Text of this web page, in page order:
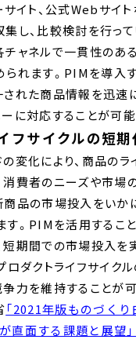
イト、公式Webサイ
し、比較検討を行っ
チャネルで一貫性のあ
れます。PIMを導入
された商品情報を迅速
に対応することが可能
フサイクルの短
変化により、商品のラ
費者のニーズや市場
商品の市場投入をいか
す。PIMを活用するこ
短期間での市場投入を
ロダクトライフサイク
力を維持することが
「2021年版ものづく
直面する課題と展望